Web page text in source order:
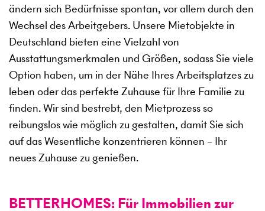
ändern sich Bedürfnisse spontan, vor allem durch den
Wechsel des Arbeitgebers. Unsere Mietobjekte in
Deutschland bieten eine Vielzahl von
Ausstattungsmerkmalen und Größen, sodass Sie viele
Option haben, um in der Nähe Ihres Arbeitsplatzes zu
leben oder das perfekte Zuhause für Ihre Familie zu
finden. Wir sind bestrebt, den Mietprozess so
reibungslos wie möglich zu gestalten, damit Sie sich
auf das Wesentliche konzentrieren können – Ihr
neues Zuhause zu genießen.
BETTERHOMES: Für Immobilien zur